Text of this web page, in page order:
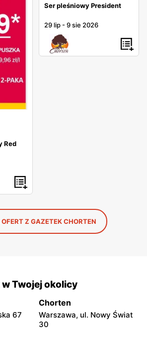
Red
Ser pleśniowy President
29 lip -9 sie 2026
Z GAZETEK CHORTEN
Twojej okolicy
67
Chorten
Warszawa, ul. Nowy Świat
30